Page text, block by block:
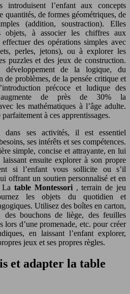
introduisent l’enfant aux concepts
quantités, de formes géométriques, de
(addition, soustraction). Elles
objets, à associer les chiffres aux
des opérations simples avec
perles, jetons), ou à explorer les
puzzles et des jeux de construction.
développement de la logique, du
de problèmes, de la pensée critique et
précoce et ludique des
augmente de près de 30% la
les mathématiques à l’âge adulte.
parfaitement à ces apprentissages.
dans ses activités, il est essentiel
ses intérêts et ses compétences.
simple, concise et attrayante, en lui
ensuite explorer à son propre
si l’enfant vous sollicite ou s’il
offrant un soutien personnalisé et en
Latable Montessori , terrain de jeu
les objets du quotidien et
Utilisez des boîtes en carton,
bouchons de liège, des feuilles
lors d’une promenade, etc. pour créer
en laissant l’enfant explorer,
jeux et ses propres règles.
et adapter la table